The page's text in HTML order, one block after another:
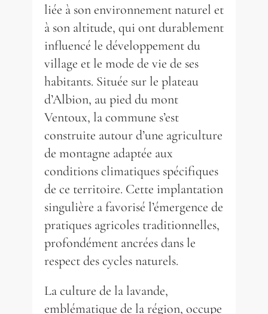
liée à son environnement naturel et
à son altitude, qui ont durablement
influencé le développement du
village et le mode de vie de ses
habitants. Située sur le plateau
d’Albion, au pied du mont
Ventoux, la commune s’est
construite autour d’une agriculture
de montagne adaptée aux
conditions climatiques spécifiques
de ce territoire. Cette implantation
singulière a favorisé l’émergence de
pratiques agricoles traditionnelles,
profondément ancrées dans le
respect des cycles naturels.
La culture de la lavande,
emblématique de la région, occupe